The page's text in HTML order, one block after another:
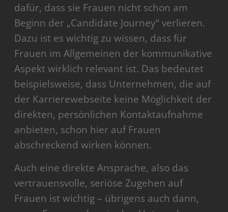
dafür, dass sie Frauen nicht schon am
Beginn der „Candidate Journey“ verlieren.
Dazu ist es wichtig zu wissen, dass für
Frauen im Allgemeinen der kommunikative
Aspekt wirklich relevant ist. Das bedeutet
beispielsweise, dass Unternehmen, die auf
der Karrierewebseite keine Möglichkeit der
direkten, persönlichen Kontaktaufnahme
anbieten, schon hier auf Frauen
abschreckend wirken können.
Auch eine direkte Ansprache, also das
vertrauensvolle, seriöse Zugehen auf
Frauen ist wichtig – übrigens auch dann,